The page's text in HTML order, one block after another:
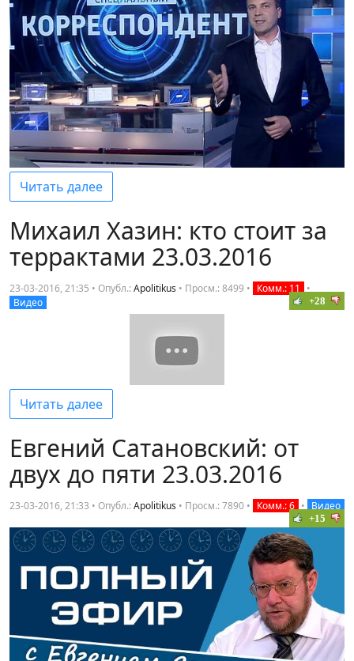
Читать далее
Михаил Хазин: кто стоит за
террактами 23.03.2016
23-03-2016, 21:35 • Опубл.:Apolitikus • Просм.: 8499 • Комм.: 11
•
Видео
+28
Читать далее
Евгений Сатановский: от
двух до пяти 23.03.2016
23-03-2016, 21:33 • Опубл.:Apolitikus • Просм.: 7890 • Комм.: 6 • Видео
+15